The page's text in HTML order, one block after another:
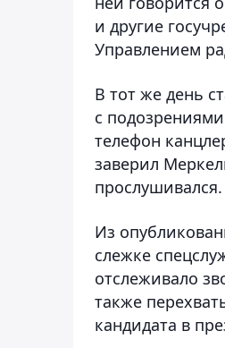
и другие
Управлением
В тот же день
с
телефон
заверил
прослушивался.
Из
слежке
отслеживало
также
кандидата в